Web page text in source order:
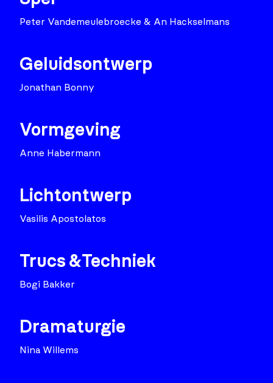
Peter Vandemeulebroecke & An Hackselmans
Geluidsontwerp
Jonathan Bonny
Vormgeving
Anne Habermann
Lichtontwerp
Vasilis Apostolatos
Trucs &Techniek
Bogi Bakker
Dramaturgie
Nina Willems